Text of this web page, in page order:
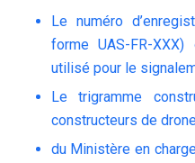
Le numéro
forme UAS-FR-XXX)
utilisé pour le
Le trigramme
constructeurs de
du Ministère en